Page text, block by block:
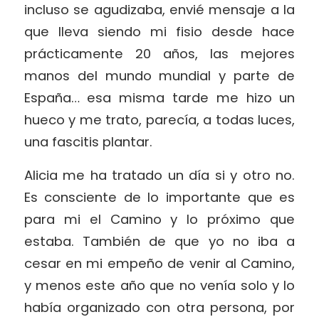
incluso se agudizaba, envié mensaje a la
que lleva siendo mi fisio desde hace
prácticamente 20 años, las mejores
manos del mundo mundial y parte de
España… esa misma tarde me hizo un
hueco y me trato, parecía, a todas luces,
una fascitis plantar.
Alicia me ha tratado un día si y otro no.
Es consciente de lo importante que es
para mi el Camino y lo próximo que
estaba. También de que yo no iba a
cesar en mi empeño de venir al Camino,
y menos este año que no venía solo y lo
había organizado con otra persona, por